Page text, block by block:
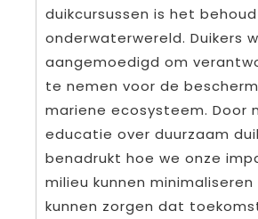
duikcursussen is het
onderwaterwereld. Duikers
aangemoedigd om
te nemen voor de
mariene ecosysteem. Door
educatie over duurzaam
benadrukt hoe we onze
milieu kunnen
kunnen zorgen dat